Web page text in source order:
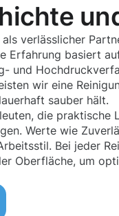
verlässlicher
Erfahrung basiert
und
wir eine
sauber hält.
die praktische
Werte wie
Bei jeder
Oberfläche, um